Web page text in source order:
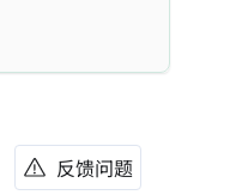
反馈问题